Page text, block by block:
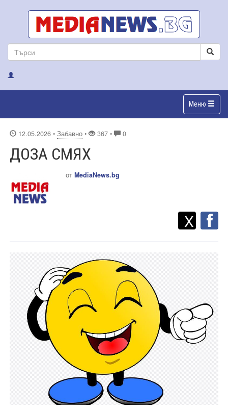
Меню
12.05.2026 • Забавно • 367 • 0
ДОЗА СМЯХ
от MediaNews.bg
Споделете
X